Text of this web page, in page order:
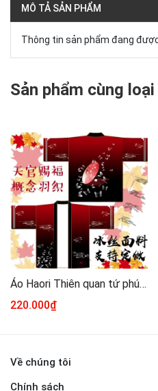
MÔ TẢ SẢN PHẨM
Thông tin sản phẩm đang
Sản phẩm cùng loại
Áo Haori Thiên quan tứ phúc Mẫu 3
220.000₫
Về chúng tôi
Chính sách